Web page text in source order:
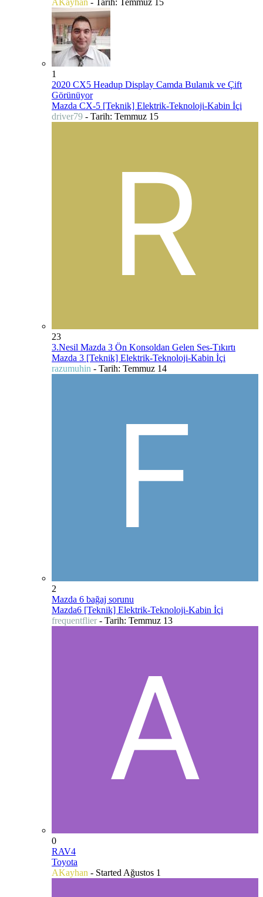
1
2020 CX5 Headup Display Camda Bulanık ve Çift
Görünüyor
Mazda CX-5 [Teknik] Elektrik-Teknoloji-Kabin İçi
driver79 - Tarih: Temmuz 15
23
3.Nesil Mazda 3 Ön Konsoldan Gelen Ses-Tıkırtı
Mazda 3 [Teknik] Elektrik-Teknoloji-Kabin İçi
razumuhin - Tarih: Temmuz 14
2
Mazda 6 bağaj sorunu
Mazda6 [Teknik] Elektrik-Teknoloji-Kabin İçi
frequentflier - Tarih: Temmuz 13
0
RAV4
Toyota
AKayhan - Started Ağustos 1